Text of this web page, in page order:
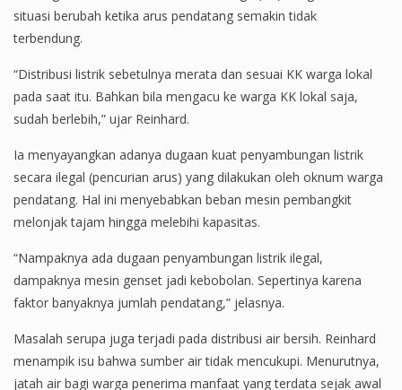
situasi berubah ketika arus pendatang semakin tidak
terbendung.
“Distribusi listrik sebetulnya merata dan sesuai KK warga lokal
pada saat itu. Bahkan bila mengacu ke warga KK lokal saja,
sudah berlebih,” ujar Reinhard.
Ia menyayangkan adanya dugaan kuat penyambungan listrik
secara ilegal (pencurian arus) yang dilakukan oleh oknum warga
pendatang. Hal ini menyebabkan beban mesin pembangkit
melonjak tajam hingga melebihi kapasitas.
“Nampaknya ada dugaan penyambungan listrik ilegal,
dampaknya mesin genset jadi kebobolan. Sepertinya karena
faktor banyaknya jumlah pendatang,” jelasnya.
Masalah serupa juga terjadi pada distribusi air bersih. Reinhard
menampik isu bahwa sumber air tidak mencukupi. Menurutnya,
jatah air bagi warga penerima manfaat yang terdata sejak awal